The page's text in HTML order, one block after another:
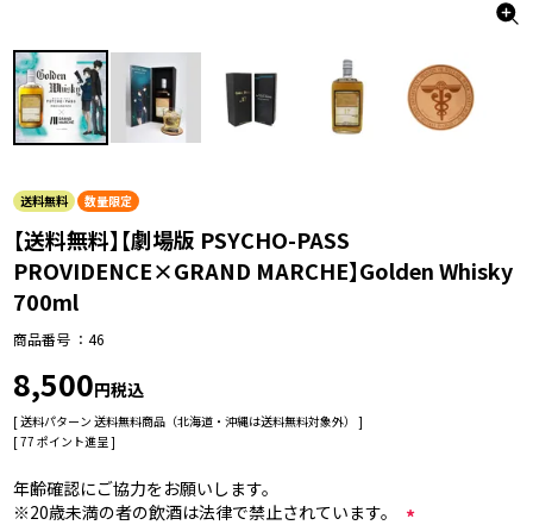
送料無料 数量限定
【送料無料】【劇場版 PSYCHO-PASS
PROVIDENCE×GRAND MARCHE】Golden Whisky
700ml
商品番号 46
8,500 税込
送料パターン 送料無料商品（北海道・沖縄は送料無料対象外）
[77 ポイント進呈 ]
年齢確認にご協力をお願いします。
※20歳未満の者の飲酒は法律で禁止されています。